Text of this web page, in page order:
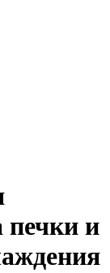
печки и